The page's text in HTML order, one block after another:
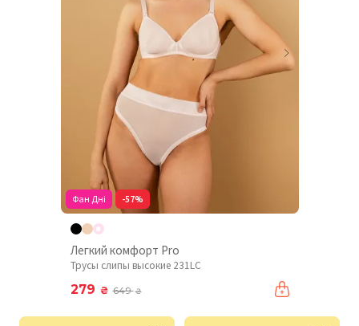
Фан Дні -57%
Легкий комфорт Pro
Трусы слипы высокие 231LC
279 ₴ 649₴